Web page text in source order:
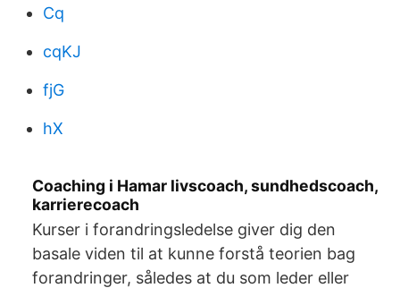
Cq
cqKJ
fjG
hX
Coaching i Hamar livscoach, sundhedscoach,
karrierecoach
Kurser i forandringsledelse giver dig den
basale viden til at kunne forstå teorien bag
forandringer, således at du som leder eller